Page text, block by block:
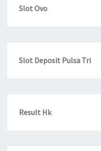
Slot Ovo
Slot Deposit Pulsa Tri
Result Hk